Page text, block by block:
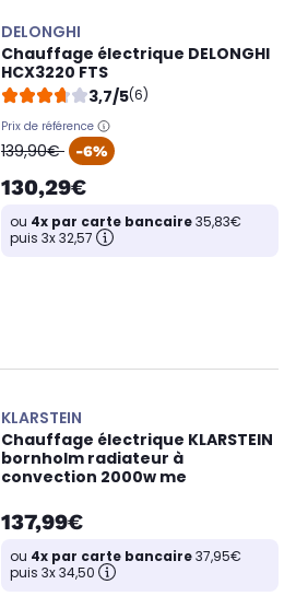
DELONGHI
Chauffage électrique DELONGHI
HCX3220 FTS
3,7/5(6)
Prix de référence
oldPrice
139,90€ -6%
130,29€
ou 4x par carte bancaire35,83€
puis 3x 32,57
KLARSTEIN
Chauffage électrique KLARSTEIN
bornholm radiateur à
convection 2000w me
137,99€
ou 4x par carte bancaire37,95€
puis 3x 34,50